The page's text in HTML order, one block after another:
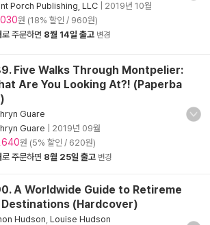
Porch Publishing, LLC
2019년 10월
원 (18% 할인 / 960원)
로 주문하면 8월 14일 출고 변경
Five Walks Through Montpelier:
Are You Looking At?! (Paperba
Guare
Guare
2019년 09월
원 (5% 할인 / 620원)
로 주문하면 8월 25일 출고 변경
A Worldwide Guide to Retireme
(Hardcover)
Hudson Louise Hudson